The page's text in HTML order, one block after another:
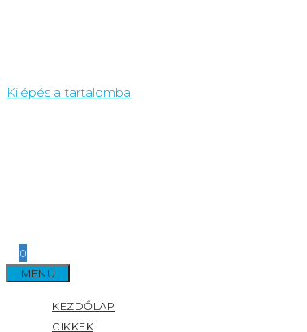
Kilépés a tartalomba
0
MENÜ
KEZDŐLAP
CIKKEK